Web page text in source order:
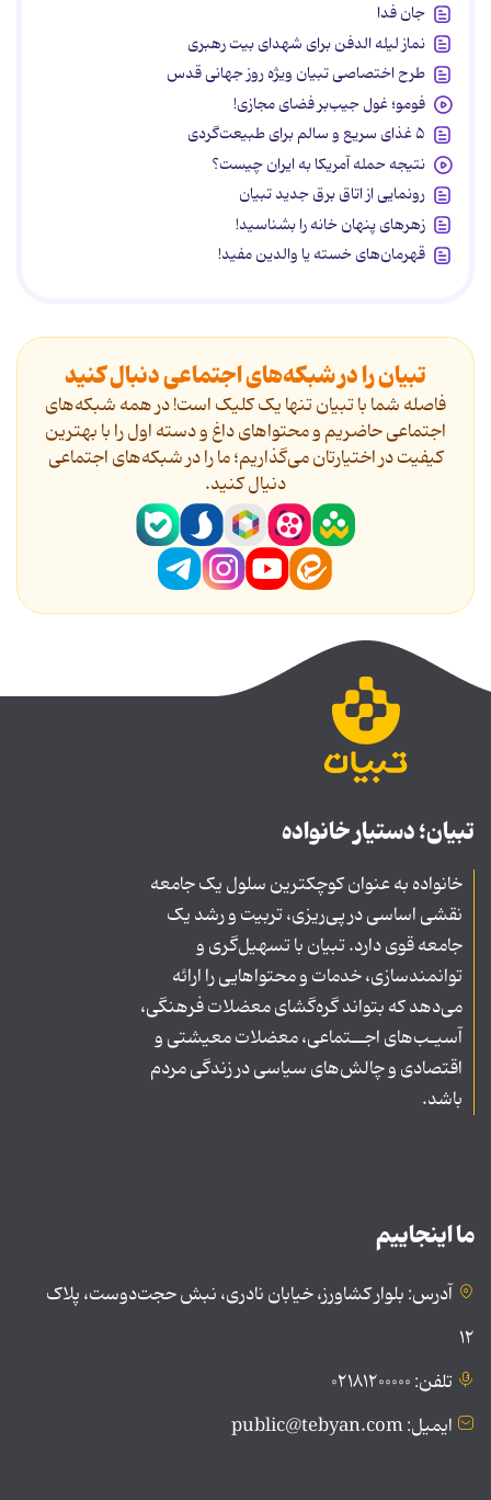
جان فدا
نماز لیله الدفن برای شهدای بیت رهبری
طرح اختصاصی تبیان ویژه روز جهانی قدس
فومو؛ غول جیب‌بر فضای مجازی!
۵ غذای سریع و سالم برای طبیعت‌گردی
نتیجه حمله آمریکا به ایران چیست؟
رونمایی از اتاق برق جدید تبیان
زهرهای پنهان خانه را بشناسید!
قهرمان‌های خسته یا والدین مفید!
تبیان را در شبکه‌های اجتماعی دنبال کنید
فاصله شما با تبیان تنها یک کلیک است! در همه شبکه‌های
اجتماعی حاضریم و محتواهای داغ و دسته اول را با بهترین
کیفیت در اختیارتان می‌گذاریم؛ ما را در شبکه‌های اجتماعی
دنیال کنید.
تبیان؛ دستیار خانواده
خانواده به عنوان کوچکترین سلول یک جامعه
نقشی اساسی در پی‌ریزی، تربیت و رشد یک
جامعه قوی دارد. تبیان با تسهیل‌گری و
توانمندسازی، خدمات و محتواهایی را ارائه
می‌دهد که بتواند گره‌گشای معضلات فرهنگی،
آسیـب‌های اجــتماعی، معضلات معیشتی و
اقتصادی و چالش‌های سیاسی در زندگی مردم
باشد.
ما اینجاییم
آدرس: بلوار کشاورز، خیابان نادری، نبش حجت‌دوست، پلاک
۱۲
تلفن: ۰۲۱۸۱۲۰۰۰۰۰
ایمیل: public@tebyan.com